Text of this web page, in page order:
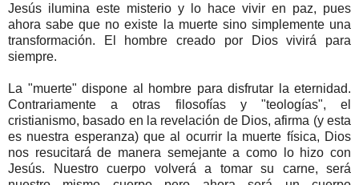
Jesús ilumina este misterio y lo hace vivir en paz, pues
ahora sabe que no existe la muerte sino simplemente una
transformación. El hombre creado por Dios vivirá para
siempre.
La "muerte" dispone al hombre para disfrutar la eternidad.
Contrariamente a otras filosofías y "teologías", el
cristianismo, basado en la revelación de Dios, afirma (y esta
es nuestra esperanza) que al ocurrir la muerte física, Dios
nos resucitará de manera semejante a como lo hizo con
Jesús. Nuestro cuerpo volverá a tomar su carne, será